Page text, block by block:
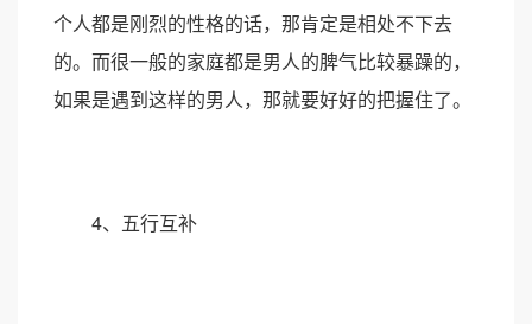
个人都是刚烈的性格的话，那肯定是相处不下去
的。而很一般的家庭都是男人的脾气比较暴躁的，
如果是遇到这样的男人，那就要好好的把握住了。
4、五行互补